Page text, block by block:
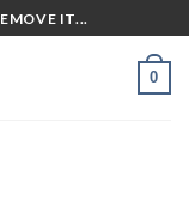
IT...
0